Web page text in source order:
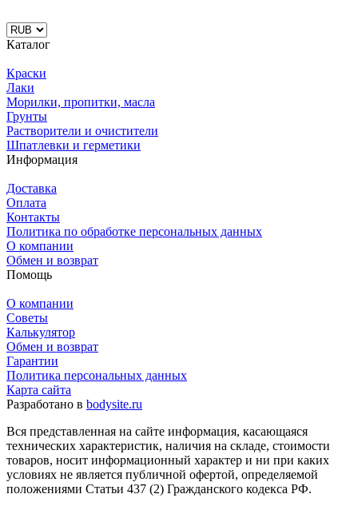
Каталог
Краски
Лаки
Морилки, пропитки, масла
Грунты
Растворители и очистители
Шпатлевки и герметики
Информация
Доставка
Оплата
Контакты
Политика по обработке персональных данных
О компании
Обмен и возврат
Помощь
О компании
Советы
Калькулятор
Обмен и возврат
Гарантии
Политика персональных данных
Карта сайта
Разработано в bodysite.ru
Вся представленная на сайте информация, касающаяся
технических характеристик, наличия на складе, стоимости
товаров, носит информационный характер и ни при каких
условиях не является публичной офертой, определяемой
положениями Статьи 437 (2) Гражданского кодекса РФ.